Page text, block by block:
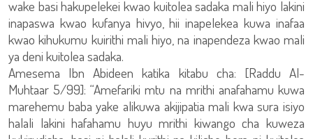
wake basi hakupelekei kwao kuitolea sadaka mali hiyo lakini
inapaswa kwao kufanya hivyo, hii inapelekea kuwa inafaa
kwao kihukumu kuirithi mali hiyo, na inapendeza kwao mali
ya deni kuitolea sadaka.
Amesema Ibn Abideen katika kitabu cha: [Raddu Al-
Muhtaar 5/99]: “Amefariki mtu na mrithi anafahamu kuwa
marehemu baba yake alikuwa akijipatia mali kwa sura isiyo
halali lakini hafahamu huyu mrithi kiwango cha kuweza